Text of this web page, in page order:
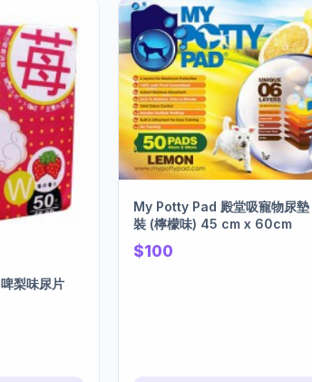
梨味尿片
My Potty Pad 殿堂吸寵物尿墊 50片
裝 (檸檬味) 45 cm x 60cm
$100